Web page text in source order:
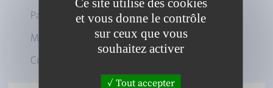
Panier
Mon compte
Contact
Twitter
LinkedIn
et vous donne le contrôle
sur ceux que vous
souhaitez activer
Tout accepter